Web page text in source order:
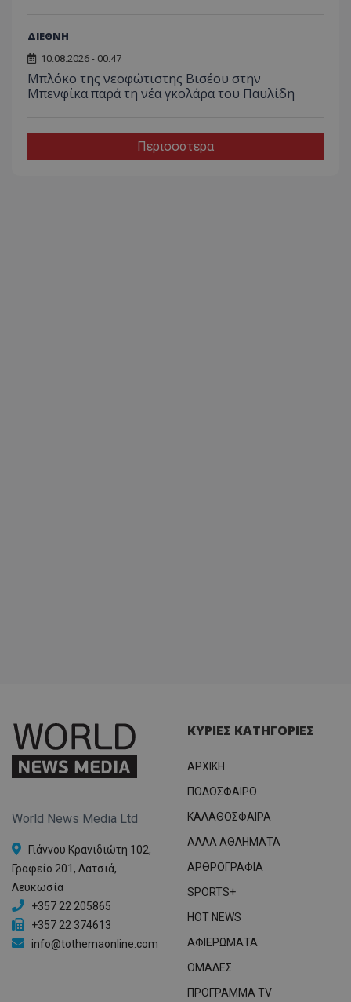
ΔΙΕΘΝΗ
10.08.2026 - 00:47
Μπλόκο της νεοφώτιστης Βισέου στην
Μπενφίκα παρά τη νέα γκολάρα του Παυλίδη
Περισσότερα
World News Media Ltd
Γιάννου Κρανιδιώτη 102,
Γραφείο 201, Λατσιά,
Λευκωσία
+357 22 205865
+357 22 374613
info@tothemaonline.com
ΚΥΡΙΕΣ ΚΑΤΗΓΟΡΙΕΣ
ΑΡΧΙΚΗ
ΠΟΔΟΣΦΑΙΡΟ
ΚΑΛΑΘΟΣΦΑΙΡΑ
ΑΛΛΑ ΑΘΛΗΜΑΤΑ
ΑΡΘΡΟΓΡΑΦΙΑ
SPORTS+
HOT NEWS
ΑΦΙΕΡΩΜΑΤΑ
ΟΜΑΔΕΣ
ΠΡΟΓΡΑΜΜΑ TV